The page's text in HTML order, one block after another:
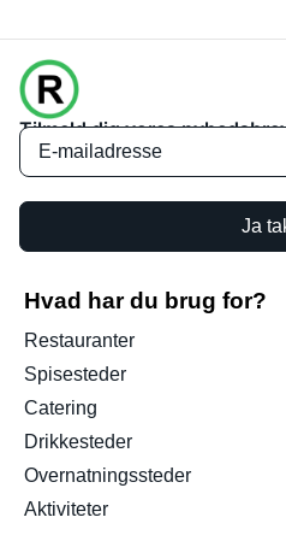
Tilmeld dig vores
Ja
Hvad har du brug for?
Restauranter
Spisesteder
Catering
Drikkesteder
Overnatningssteder
Aktiviteter